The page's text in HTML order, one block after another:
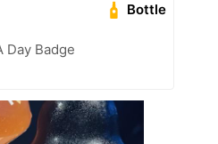
Bottle
Day Badge